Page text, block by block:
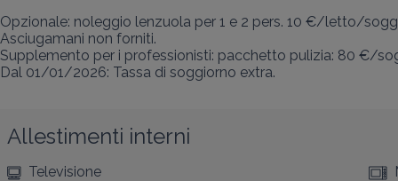
Opzionale: noleggio lenzuola per 1 e 2 pers. 10 €/letto/
Asciugamani non forniti.
Supplemento per i professionisti: pacchetto pulizia: 80 €/
Dal 01/01/2026: Tassa di soggiorno extra.
Allestimenti interni
Televisione